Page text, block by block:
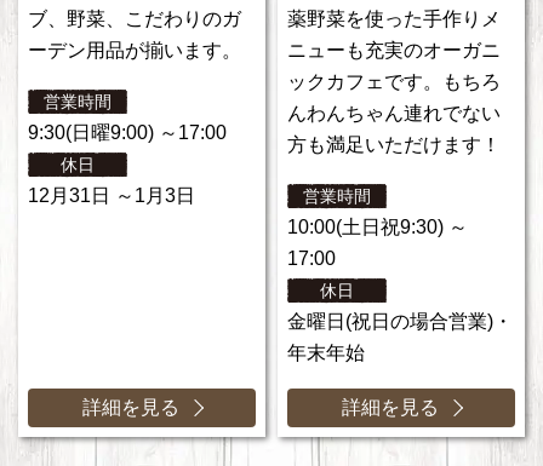
ブ、野菜、こだわりのガ
ーデン用品が揃います。
営業時間
9:30(日曜9:00) ～17:00
休日
12月31日 ～1月3日
詳細を見る
薬野菜を使った手作りメ
ニューも充実のオーガニ
ックカフェです。もちろ
んわんちゃん連れでない
方も満足いただけます！
営業時間
10:00(土日祝9:30) ～
17:00
休日
金曜日(祝日の場合営業)・
年末年始
詳細を見る